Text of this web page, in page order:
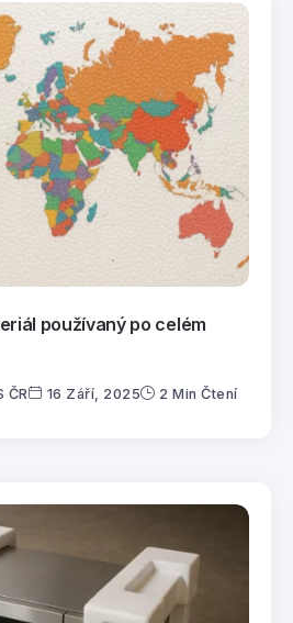
používaný po celém
ČR 16 Září, 2025 2 Min Čtení